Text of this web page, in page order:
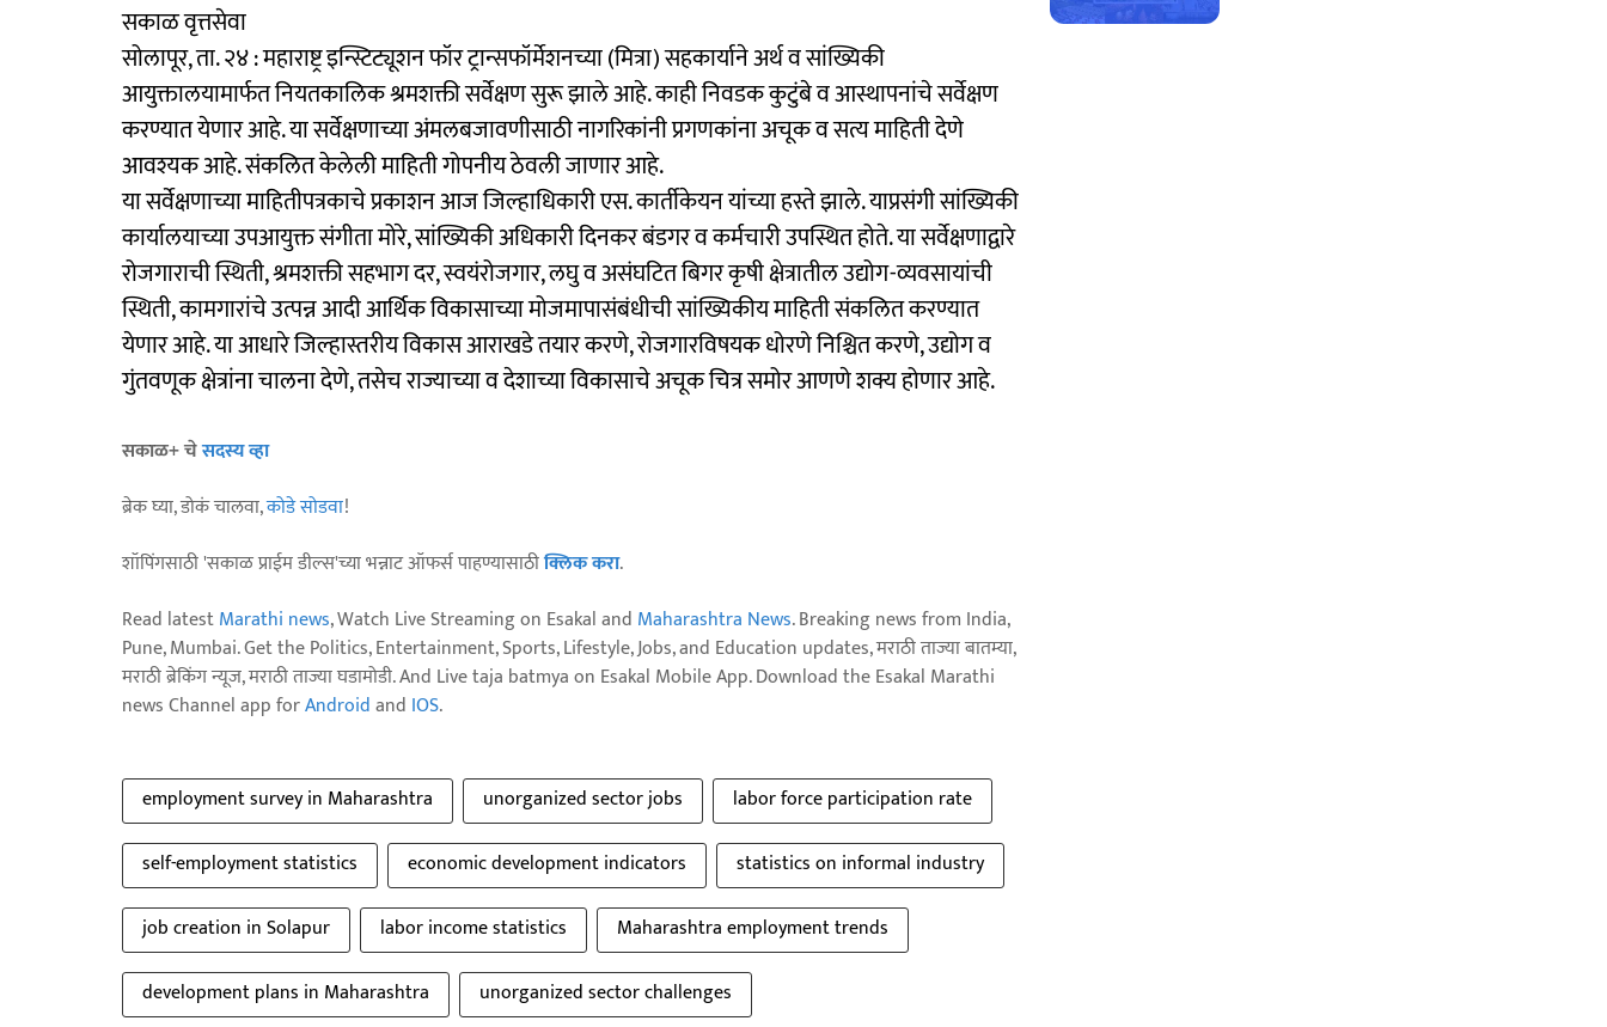
सकाळ वृत्तसेवा
सोलापूर, ता. २४ : महाराष्ट्र इन्स्टिट्यूशन फॉर ट्रान्सफॉर्मेशनच्या (मित्रा) सहकार्याने अर्थ व सांख्यिकी
आयुक्तालयामार्फत नियतकालिक श्रमशक्ती सर्वेक्षण सुरू झाले आहे. काही निवडक कुटुंबे व आस्थापनांचे सर्वेक्षण
करण्यात येणार आहे. या सर्वेक्षणाच्या अंमलबजावणीसाठी नागरिकांनी प्रगणकांना अचूक व सत्य माहिती देणे
आवश्यक आहे. संकलित केलेली माहिती गोपनीय ठेवली जाणार आहे.
या सर्वेक्षणाच्या माहितीपत्रकाचे प्रकाशन आज जिल्हाधिकारी एस. कार्तीकेयन यांच्या हस्ते झाले. याप्रसंगी सांख्यिकी
कार्यालयाच्या उपआयुक्त संगीता मोरे, सांख्यिकी अधिकारी दिनकर बंडगर व कर्मचारी उपस्थित होते. या सर्वेक्षणाद्वारे
रोजगाराची स्थिती, श्रमशक्ती सहभाग दर, स्वयंरोजगार, लघु व असंघटित बिगर कृषी क्षेत्रातील उद्योग-व्यवसायांची
स्थिती, कामगारांचे उत्पन्न आदी आर्थिक विकासाच्या मोजमापासंबंधीची सांख्यिकीय माहिती संकलित करण्यात
येणार आहे. या आधारे जिल्हास्तरीय विकास आराखडे तयार करणे, रोजगारविषयक धोरणे निश्चित करणे, उद्योग व
गुंतवणूक क्षेत्रांना चालना देणे, तसेच राज्याच्या व देशाच्या विकासाचे अचूक चित्र समोर आणणे शक्य होणार आहे.
सकाळ+ चेसदस्य व्हा
ब्रेक घ्या, डोकं चालवा,कोडे सोडवा!
शॉपिंगसाठी 'सकाळ प्राईम डील्स'च्या भन्नाट ऑफर्स पाहण्यासाठीक्लिक करा.
Read latestMarathi news, Watch Live Streaming on Esakal and Maharashtra News. Breaking news from India,
Pune, Mumbai. Get the Politics, Entertainment, Sports, Lifestyle, Jobs, and Education updates, मराठी ताज्या बातम्या,
मराठी ब्रेकिंग न्यूज, मराठी ताज्या घडामोडी. And Live taja batmya on Esakal Mobile App. Download the Esakal Marathi
news Channel app forAndroidand IOS.
employment survey in Maharashtra unorganized sector jobs
labor force participation rate
self-employment statistics
economic development indicators
statistics on informal industry
job creation in Solapur
labor income statistics
Maharashtra employment trends
development plans in Maharashtra
unorganized sector challenges